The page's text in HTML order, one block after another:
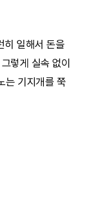
히 일해서 돈을
렇게 실속 없이
는 기지개를 쭉